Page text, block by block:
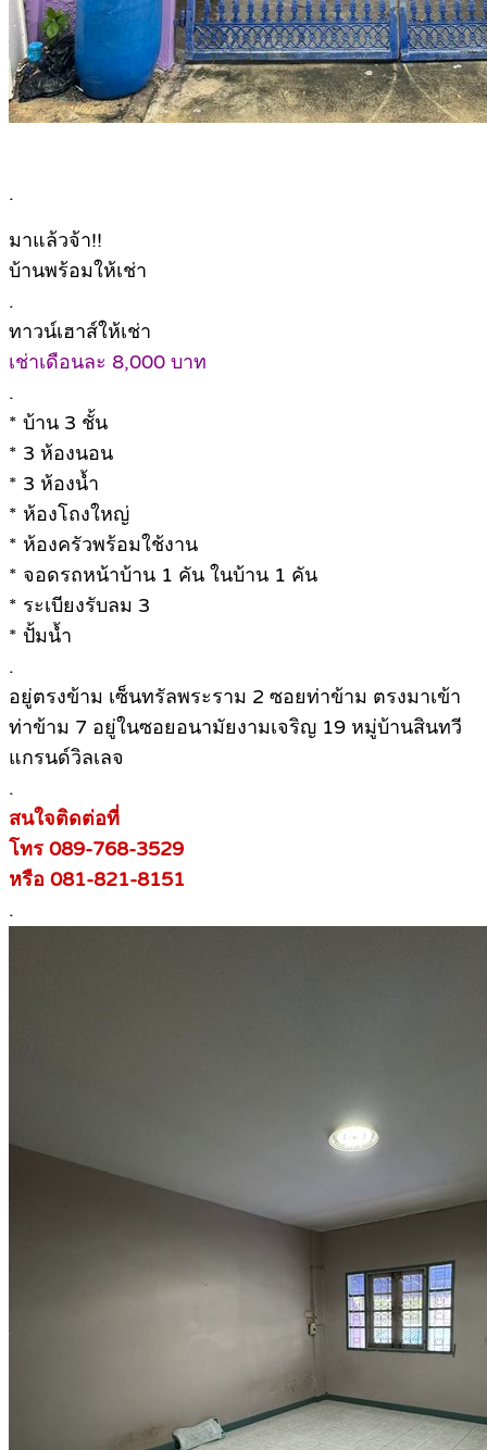
.
มาแล้วจ้า!!
บ้านพร้อมให้เช่า
.
ทาวน์เฮาส์ให้เช่า
เช่าเดือนละ 8,000 บาท
.
* บ้าน 3 ชั้น
* 3 ห้องนอน
* 3 ห้องน้ำ
* ห้องโถงใหญ่
* ห้องครัวพร้อมใช้งาน
* จอดรถหน้าบ้าน 1 คัน ในบ้าน 1 คัน
* ระเบียงรับลม 3
* ปั้มน้ำ
.
อยู่ตรงข้าม เซ็นทรัลพระราม 2 ซอยท่าข้าม ตรงมาเข้า
ท่าข้าม 7 อยู่ในซอยอนามัยงามเจริญ 19 หมู่บ้านสินทวี
แกรนด์วิลเลจ
.
สนใจติดต่อที่
โทร 089-768-3529
หรือ 081-821-8151
.